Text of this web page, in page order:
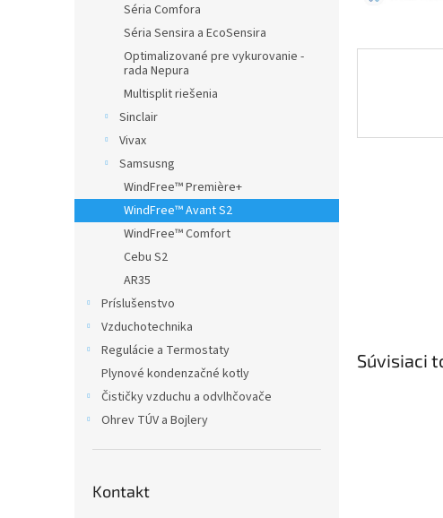
Séria Comfora
Séria Sensira a EcoSensira
Optimalizované pre vykurovanie -
rada Nepura
Multisplit riešenia
Sinclair
Vivax
Samsusng
WindFree™ Première+
WindFree™ Avant S2
WindFree™ Comfort
Cebu S2
AR35
Príslušenstvo
Vzduchotechnika
Regulácie a Termostaty
Plynové kondenzačné kotly
Čističky vzduchu a odvlhčovače
Ohrev TÚV a Bojlery
Kontakt
Súvisiaci